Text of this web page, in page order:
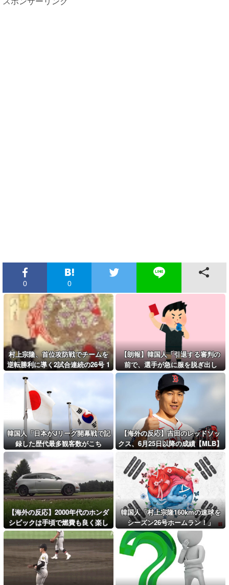
0 0
村上宗隆、首位攻防戦でチームを
逆転勝利に導く2試合連続の26号 1
61キロの高速シンカーを逆方向
へ！ 海外の反応
【朗報】韓国人「引退する審判の
前で、選手が急に服を脱ぎ出し
た」
韓国人「日本がJリーグ開幕戦で記
録した歴代最多観客数がこち
ら…」→「Kリーグとは次元が違
う…（ﾌﾞﾙﾌﾞﾙ」＝韓国の反応
【海外の反応】吉田のレッドソッ
クス、6月25日以降の成績【MLB】
【海外の反応】2000年代のホンダ
シビックは手頃で燃費も良く楽し
いクルマだった！
韓国人「村上宗隆160kmの速球を
シーズン26号ホームラン！」